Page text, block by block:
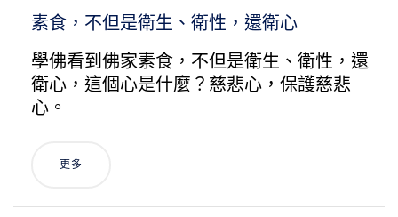
素食，不但是衛生、衛性，還衛心
學佛看到佛家素食，不但是衛生、衛性，還
衛心，這個心是什麼？慈悲心，保護慈悲
心。
更多